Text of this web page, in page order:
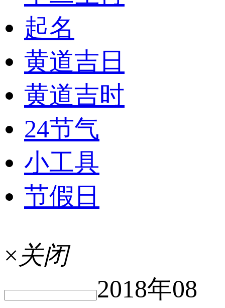
起名
黄道吉日
黄道吉时
24节气
小工具
节假日
× 关闭
2018年08